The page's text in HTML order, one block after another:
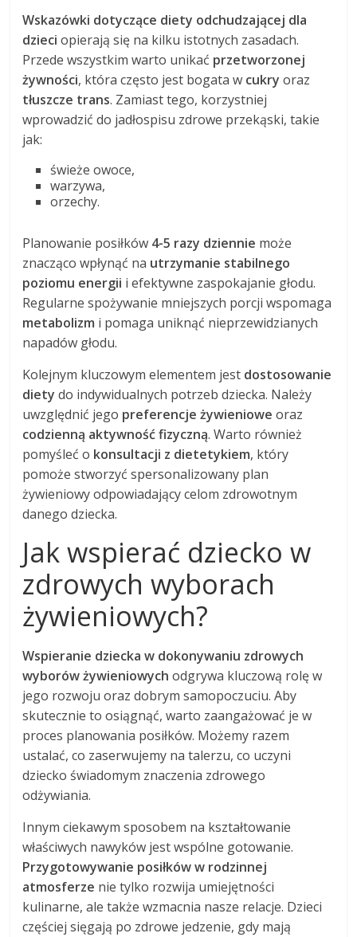
Wskazówki dotyczące diety odchudzającej dla
dzieci opierają się na kilku istotnych zasadach.
Przede wszystkim warto unikać przetworzonej
żywności, która często jest bogata w cukry oraz
tłuszcze trans. Zamiast tego, korzystniej
wprowadzić do jadłospisu zdrowe przekąski, takie
jak:
świeże owoce,
warzywa,
orzechy.
Planowanie posiłków 4-5 razy dziennie może
znacząco wpłynąć na utrzymanie stabilnego
poziomu energii i efektywne zaspokajanie głodu.
Regularne spożywanie mniejszych porcji wspomaga
metabolizm i pomaga uniknąć nieprzewidzianych
napadów głodu.
Kolejnym kluczowym elementem jest dostosowanie
diety do indywidualnych potrzeb dziecka. Należy
uwzględnić jego preferencje żywieniowe oraz
codzienną aktywność fizyczną. Warto również
pomyśleć o konsultacji z dietetykiem, który
pomoże stworzyć spersonalizowany plan
żywieniowy odpowiadający celom zdrowotnym
danego dziecka.
Jak wspierać dziecko w
zdrowych wyborach
żywieniowych?
Wspieranie dziecka w dokonywaniu zdrowych
wyborów żywieniowych odgrywa kluczową rolę w
jego rozwoju oraz dobrym samopoczuciu. Aby
skutecznie to osiągnąć, warto zaangażować je w
proces planowania posiłków. Możemy razem
ustalać, co zaserwujemy na talerzu, co uczyni
dziecko świadomym znaczenia zdrowego
odżywiania.
Innym ciekawym sposobem na kształtowanie
właściwych nawyków jest wspólne gotowanie.
Przygotowywanie posiłków w rodzinnej
atmosferze nie tylko rozwija umiejętności
kulinarne, ale także wzmacnia nasze relacje. Dzieci
częściej sięgają po zdrowe jedzenie, gdy mają